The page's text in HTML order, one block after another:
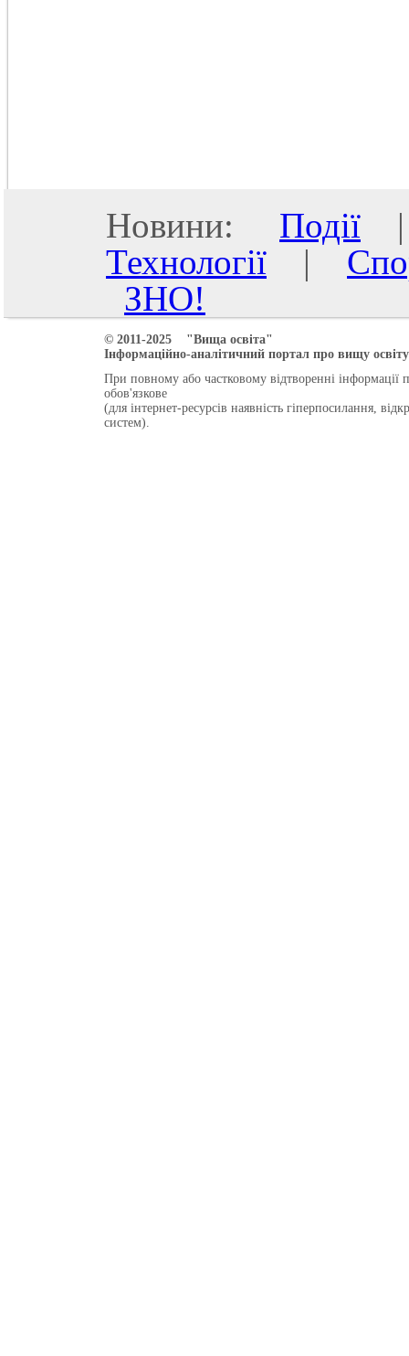
Новини: Події
Технології |
ЗНО!
© 2011-2025 "Вища освіта"
Інформаційно-аналітичний портал про вищу
При повному або частковому відтворенні інформації
обов'язкове
(для інтернет-ресурсів наявність гіперпосилання,
систем).